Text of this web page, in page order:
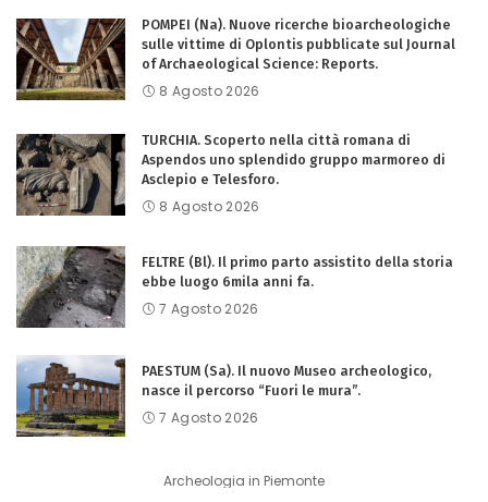
POMPEI (Na). Nuove ricerche bioarcheologiche
sulle vittime di Oplontis pubblicate sul Journal
of Archaeological Science: Reports.
8 Agosto 2026
TURCHIA. Scoperto nella città romana di
Aspendos uno splendido gruppo marmoreo di
Asclepio e Telesforo.
8 Agosto 2026
FELTRE (Bl). Il primo parto assistito della storia
ebbe luogo 6mila anni fa.
7 Agosto 2026
PAESTUM (Sa). Il nuovo Museo archeologico,
nasce il percorso “Fuori le mura”.
7 Agosto 2026
Archeologia in Piemonte